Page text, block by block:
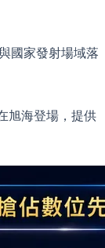
國家發射場域落
旭海登場，提供